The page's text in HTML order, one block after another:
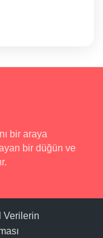
bir araya
bir düğün ve
Verilerin